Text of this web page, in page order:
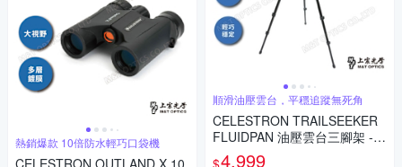
熱銷爆款 10倍防水輕巧口袋機
順滑油壓雲台，平穩追蹤無死角
CELESTRON TRAILSEEKER
FLUIDPAN 油壓雲台三腳架 -
上宸光學台灣總代理
4,999